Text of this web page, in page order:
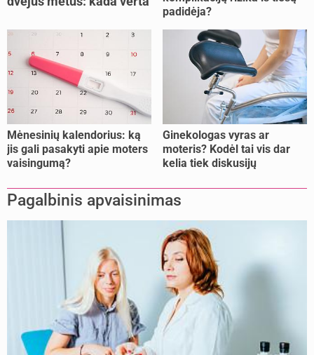
nujunkyti?
padidėja?
Mėnesinių kalendorius: ką
jis gali pasakyti apie moters
vaisingumą?
Ginekologas vyras ar
moteris? Kodėl tai vis dar
kelia tiek diskusijų
Pagalbinis apvaisinimas